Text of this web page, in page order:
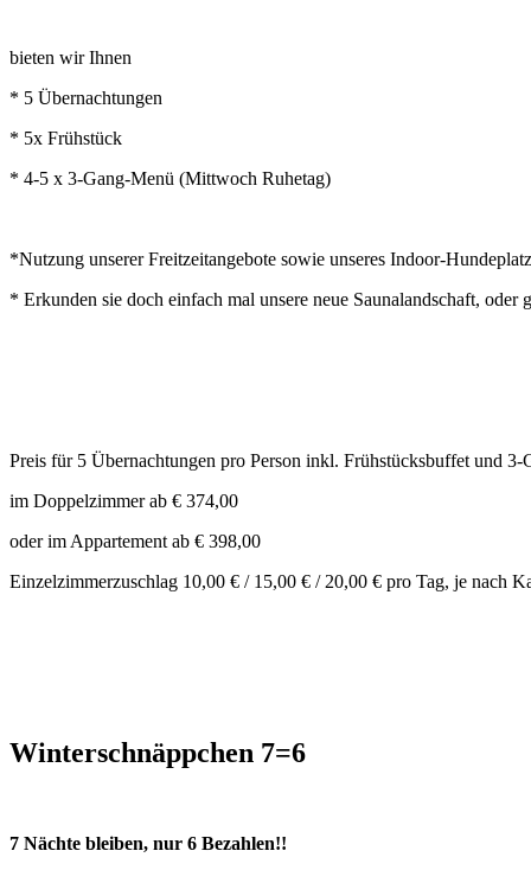
bieten wir Ihnen
* 5 Übernachtungen
* 5x Frühstück
* 4-5 x 3-Gang-Menü (Mittwoch Ruhetag)
*Nutzung unserer Freitzeitangebote sowie unseres Indoor-
* Erkunden sie doch einfach mal unsere neue Saunalandschaft, oder
Preis für 5 Übernachtungen pro Person inkl. Frühstücksbuffet und
im Doppelzimmer ab € 374,00
oder im Appartement ab € 398,00
Einzelzimmerzuschlag 10,00 € / 15,00 € / 20,00 € pro Tag, je nach
Winterschnäppchen 7=6
7 Nächte bleiben, nur 6 Bezahlen!!